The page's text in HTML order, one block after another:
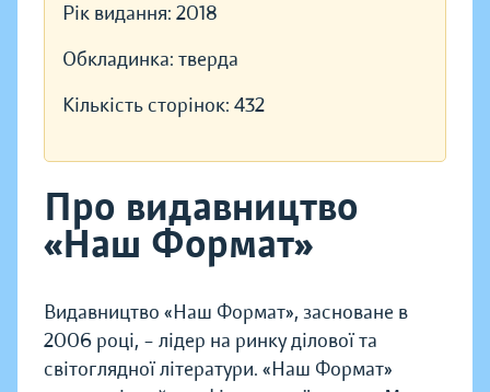
Рік видання: 2018
Обкладинка: тверда
Кількість сторінок: 432
Про видавництво
«Наш Формат»
Видавництво «Наш Формат», засноване в
2006 році, – лідер на ринку ділової та
світоглядної літератури. «Наш Формат»